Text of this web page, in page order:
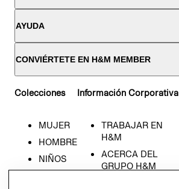
AYUDA
CONVIÉRTETE EN H&M MEMBER
Colecciones
MUJER
HOMBRE
NIÑOS
Información Corporativa
TRABAJAR EN
H&M
ACERCA DEL
GRUPO H&M